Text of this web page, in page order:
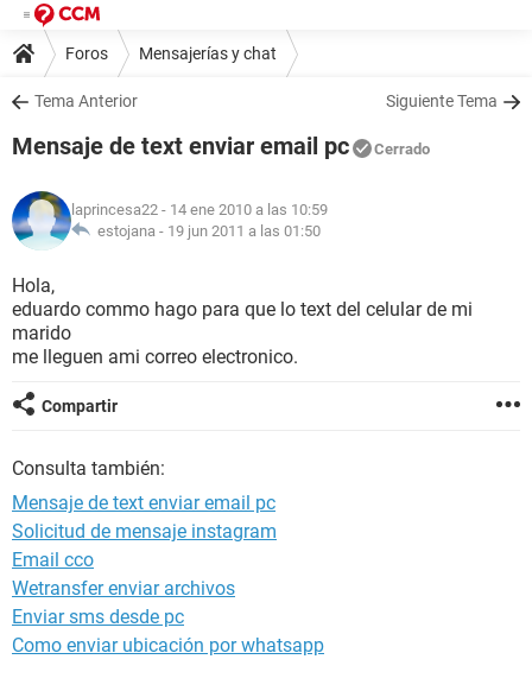
Foros Mensajerías y chat
Tema Anterior Siguiente Tema
Mensaje de text enviar email pc Cerrado
laprincesa22 - 14 ene 2010 a las 10:59
estojana - 19 jun 2011 a las 01:50
Hola,
eduardo commo hago para que lo text del celular de mi
marido
me lleguen ami correo electronico.
Compartir
Consulta también:
Mensaje de text enviar email pc
Solicitud de mensaje instagram
Email cco
Wetransfer enviar archivos
Enviar sms desde pc
Como enviar ubicación por whatsapp